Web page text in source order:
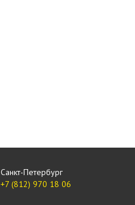
Санкт-Петербург
+7 (812) 970 18 06